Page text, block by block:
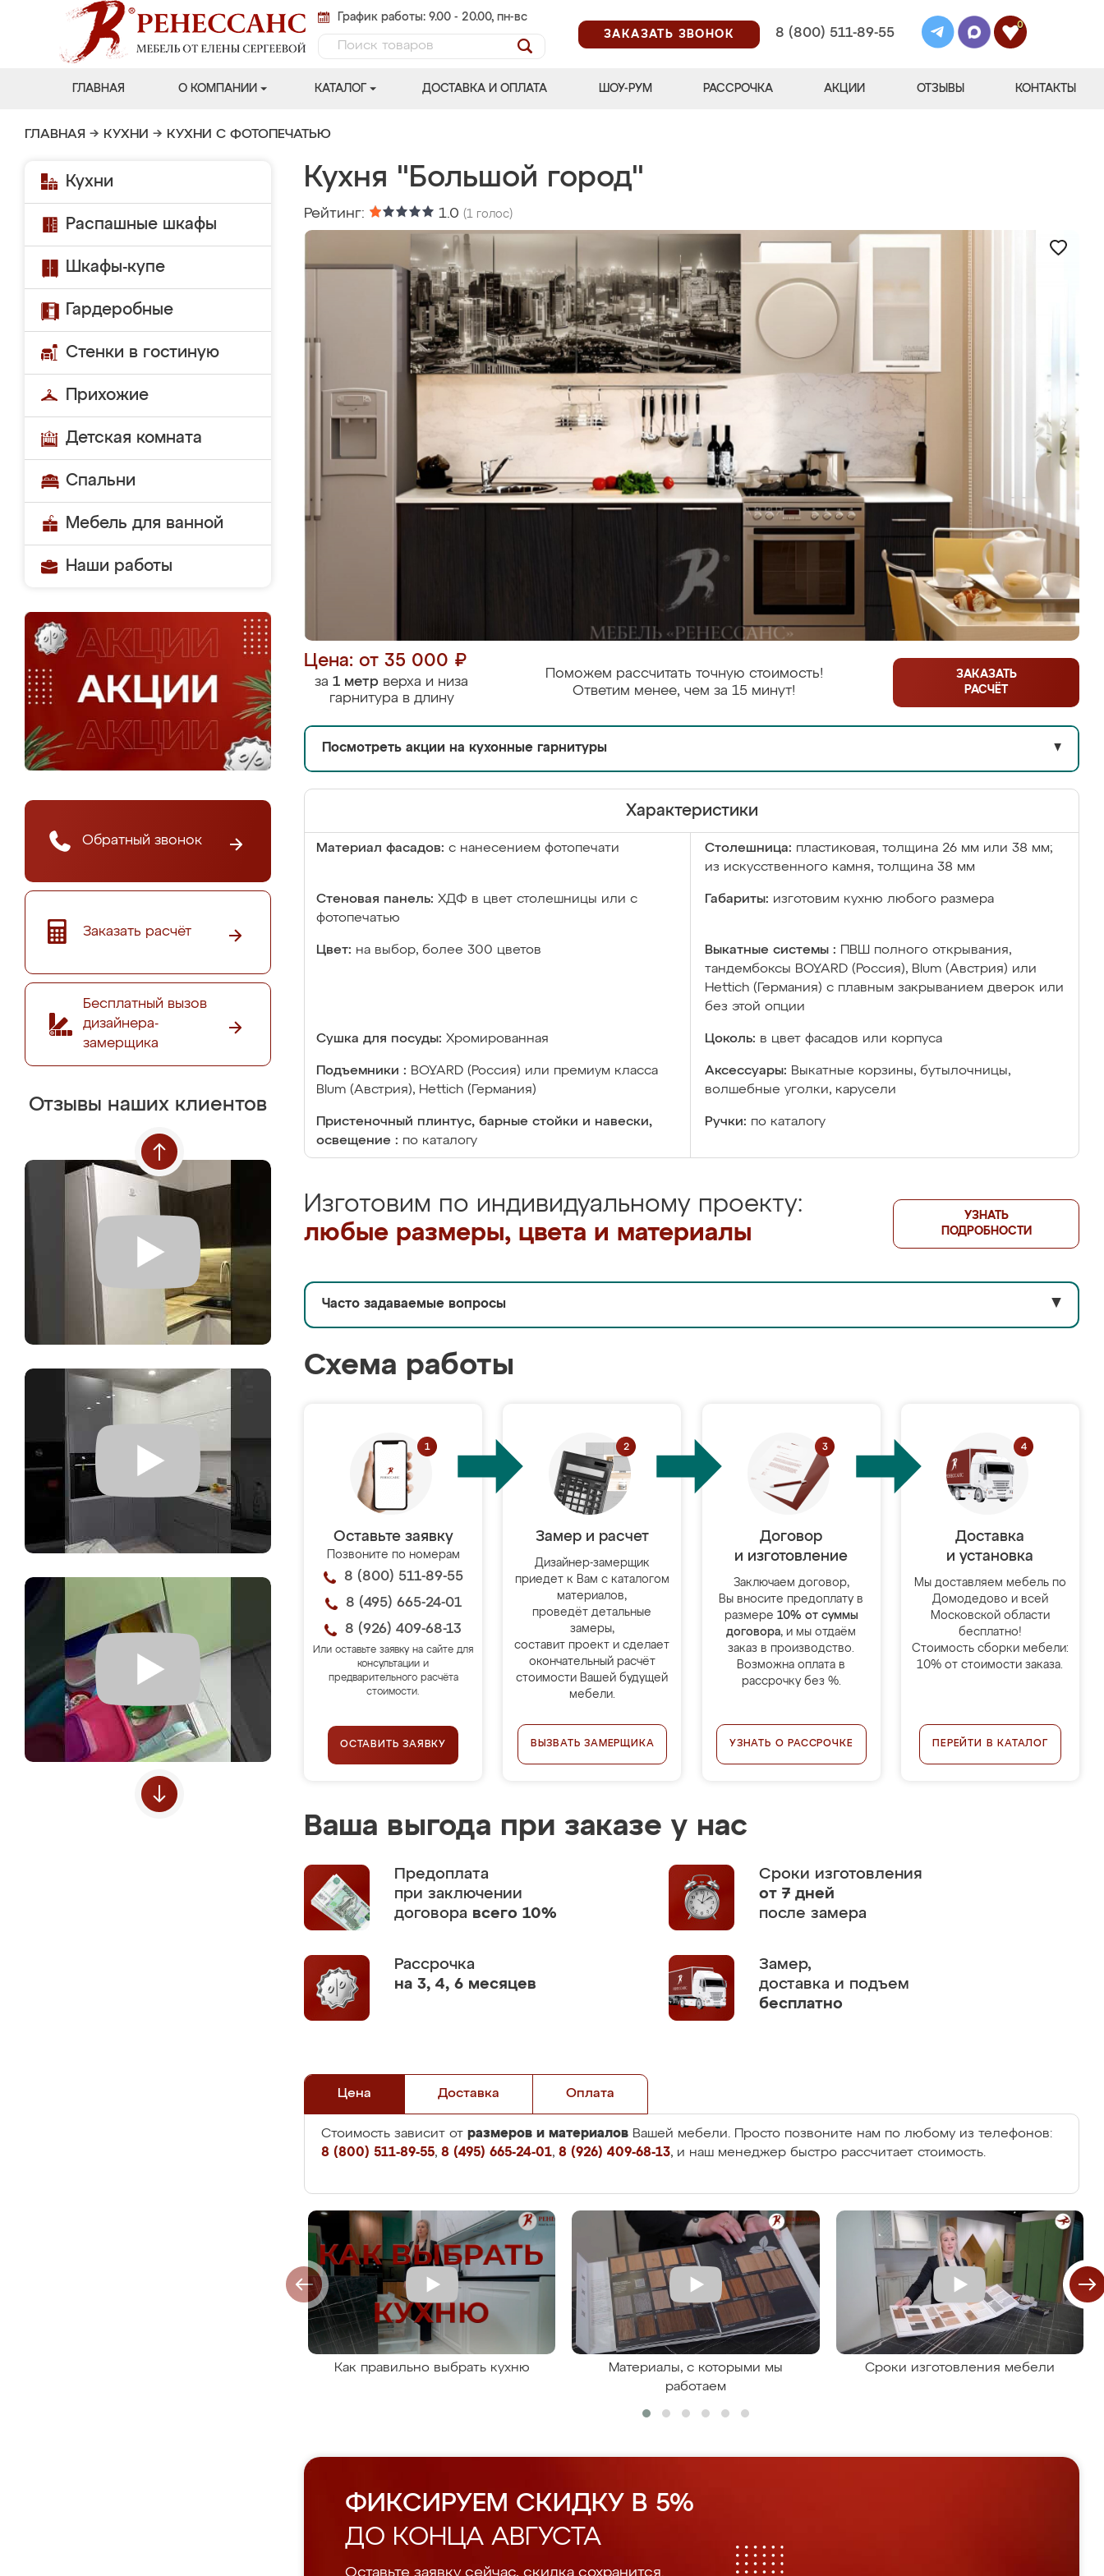
График работы: 9.00 - 20.00, пн-вс
ЗАКАЗАТЬ ЗВОНОК
8 (800) 511-89-55
0
ГЛАВНАЯ О КОМПАНИИ КАТАЛОГ ДОСТАВКА И ОПЛАТА ШОУ-РУМ РАССРОЧКА АКЦИИ ОТЗЫВЫ КОНТАКТЫ
ГЛАВНАЯ → КУХНИ → КУХНИ С ФОТОПЕЧАТЬЮ
Кухни
Распашные шкафы
Шкафы-купе
Гардеробные
Стенки в гостиную
Прихожие
Детская комната
Спальни
Мебель для ванной
Наши работы
Обратный звонок
Заказать расчёт
Бесплатный вызов
дизайнера-
замерщика
Отзывы наших клиентов
Кухня "Большой город"
Рейтинг: 1.0 (1 голос)
Цена: от 35 000 ₽
за 1 метр верха и низа
гарнитура в длину
Поможем рассчитать точную стоимость!
Ответим менее, чем за 15 минут!
ЗАКАЗАТЬ
РАСЧЁТ
Посмотреть акции на кухонные гарнитуры ▼
Характеристики
Материал фасадов: с нанесением фотопечати Столешница: пластиковая, толщина 26 мм или 38 мм;
из искусственного камня, толщина 38 мм
Стеновая панель: ХДФ в цвет столешницы или с
фотопечатью
Габариты: изготовим кухню любого размера
Цвет: на выбор, более 300 цветов Выкатные системы :
ПВШ полного открывания,
тандембоксы BOYARD (Россия), Blum (Австрия) или
Hettich (Германия) с плавным закрыванием дверок или
без этой опции
Сушка для посуды: Хромированная Цоколь: в цвет фасадов или корпуса
Подъемники : BOYARD (Россия) или премиум класса
Blum (Австрия), Hettich (Германия)
Аксессуары: Выкатные корзины, бутылочницы,
волшебные уголки, карусели
Пристеночный плинтус, барные стойки и навески,
освещение : по каталогу
Ручки: по каталогу
Изготовим по индивидуальному проекту:
любые размеры, цвета и материалы
УЗНАТЬ
ПОДРОБНОСТИ
Часто задаваемые вопросы ▼
Схема работы
Оставьте заявку
Позвоните по номерам
8 (800) 511-89-55
8 (495) 665-24-01
8 (926) 409-68-13
Или оставьте заявку на сайте для
консультации и
предварительного расчёта
стоимости.
ОСТАВИТЬ ЗАЯВКУ
Замер и расчет
Дизайнер-замерщик
приедет к Вам с каталогом
материалов,
проведёт детальные
замеры,
составит проект и сделает
окончательный расчёт
стоимости Вашей будущей
мебели.
ВЫЗВАТЬ ЗАМЕРЩИКА
Договор
и изготовление
Заключаем договор,
Вы вносите предоплату в
размере 10% от суммы
договора, и мы отдаём
заказ в производство.
Возможна оплата в
рассрочку без %.
УЗНАТЬ О РАССРОЧКЕ
Доставка
и установка
Мы доставляем мебель по
Домодедово и всей
Московской области
бесплатно!
Стоимость сборки мебели:
10% от стоимости заказа.
ПЕРЕЙТИ В КАТАЛОГ
Ваша выгода при заказе у нас
Предоплата
при заключении
договора всего 10%
Сроки изготовления
от 7 дней
после замера
Рассрочка
на 3, 4, 6 месяцев
Замер,
доставка и подъем
бесплатно
Цена Доставка Оплата
Стоимость зависит от размеров и материалов Вашей мебели. Просто позвоните нам по любому из телефонов:
8 (800) 511-89-55, 8 (495) 665-24-01, 8 (926) 409-68-13, и наш менеджер быстро рассчитает стоимость.
Как правильно выбрать кухню
Материалы, с которыми мы
работаем
Сроки изготовления мебели
ФИКСИРУЕМ СКИДКУ В 5%
ДО КОНЦА АВГУСТА
Оставьте заявку сейчас, скидка сохранится.